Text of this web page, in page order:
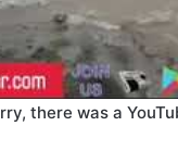
there was a